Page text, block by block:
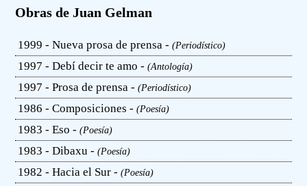
Obras de Juan Gelman
1999 - Nueva prosa de prensa -(Periodístico)
1997 - Debí decir te amo -(Antología)
1997 - Prosa de prensa -(Periodístico)
1986 - Composiciones -(Poesía)
1983 - Eso -(Poesía)
1983 - Dibaxu -(Poesía)
1982 - Hacia el Sur -(Poesía)